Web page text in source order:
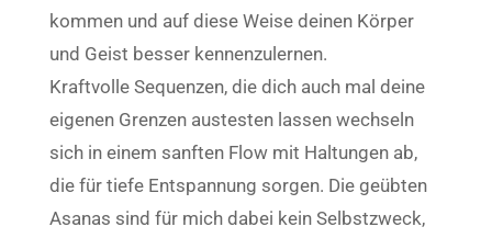
kommen und auf diese Weise deinen Körper
und Geist besser kennenzulernen.
Kraftvolle Sequenzen, die dich auch mal deine
eigenen Grenzen austesten lassen wechseln
sich in einem sanften Flow mit Haltungen ab,
die für tiefe Entspannung sorgen. Die geübten
Asanas sind für mich dabei kein Selbstzweck,